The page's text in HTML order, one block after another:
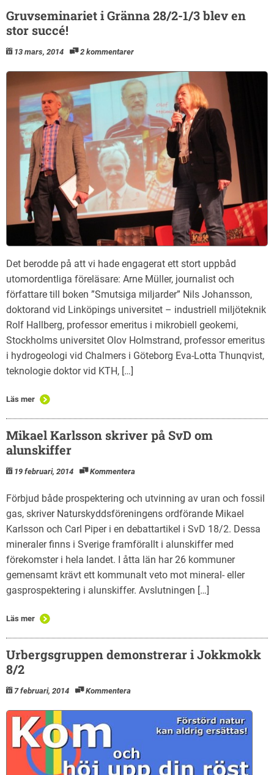
Gruvseminariet i Gränna 28/2-1/3 blev en
stor succé!
13 mars, 2014 2 kommentarer
Det berodde på att vi hade engagerat ett stort uppbåd
utomordentliga föreläsare: Arne Müller, journalist och
författare till boken ”Smutsiga miljarder” Nils Johansson,
doktorand vid Linköpings universitet – industriell miljöteknik
Rolf Hallberg, professor emeritus i mikrobiell geokemi,
Stockholms universitet Olov Holmstrand, professor emeritus
i hydrogeologi vid Chalmers i Göteborg Eva-Lotta Thunqvist,
teknologie doktor vid KTH, […]
Läs mer
Mikael Karlsson skriver på SvD om
alunskiffer
19 februari, 2014 Kommentera
Förbjud både prospektering och utvinning av uran och fossil
gas, skriver Naturskyddsföreningens ordförande Mikael
Karlsson och Carl Piper i en debattartikel i SvD 18/2. Dessa
mineraler finns i Sverige framförallt i alunskiffer med
förekomster i hela landet. I åtta län har 26 kommuner
gemensamt krävt ett kommunalt veto mot mineral- eller
gasprospektering i alunskiffer. Avslutningen […]
Läs mer
Urbergsgruppen demonstrerar i Jokkmokk
8/2
7 februari, 2014 Kommentera